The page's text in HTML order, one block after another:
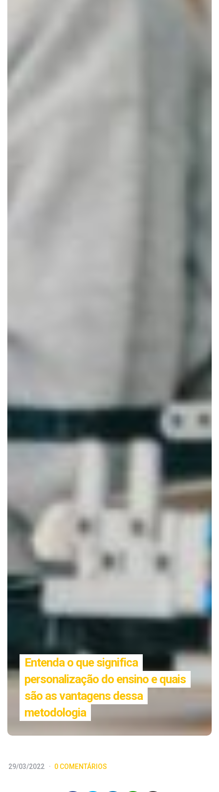
Entenda o que significa
personalização do ensino e quais
são as vantagens dessa
metodologia
29/03/2022 0 COMENTÁRIOS